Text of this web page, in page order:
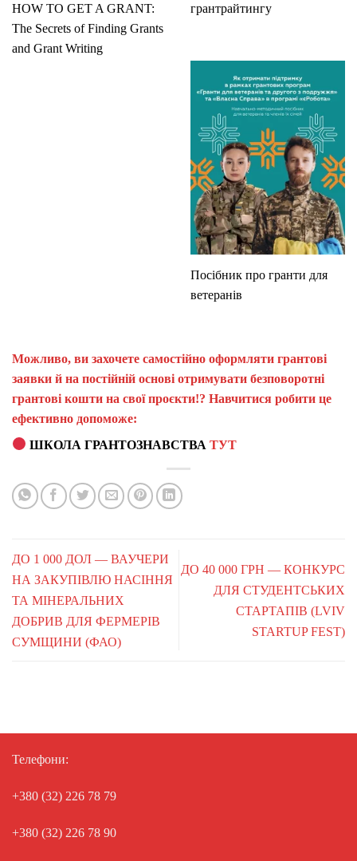
грантрайтингу
HOW TO GET A GRANT:
The Secrets of Finding Grants
and Grant Writing
Посібник про гранти для
ветеранів
Можливо, ви захочете самостійно оформляти грантові
заявки й на постійній основі отримувати безповоротні
грантові кошти на свої проєкти!? Навчитися робити це
ефективно допоможе:
ШКОЛА ГРАНТОЗНАВСТВАТУТ
ДО 1 000 ДОЛ — ВАУЧЕРИ
НА ЗАКУПІВЛЮ НАСІННЯ
ТА МІНЕРАЛЬНИХ
ДОБРИВ ДЛЯ ФЕРМЕРІВ
СУМЩИНИ (ФАО)
ДО 40 000 ГРН — КОНКУРС
ДЛЯ СТУДЕНТСЬКИХ
СТАРТАПІВ (LVIV
STARTUP FEST)
Телефони:
+380 (32) 226 78 79
+380 (32) 226 78 90